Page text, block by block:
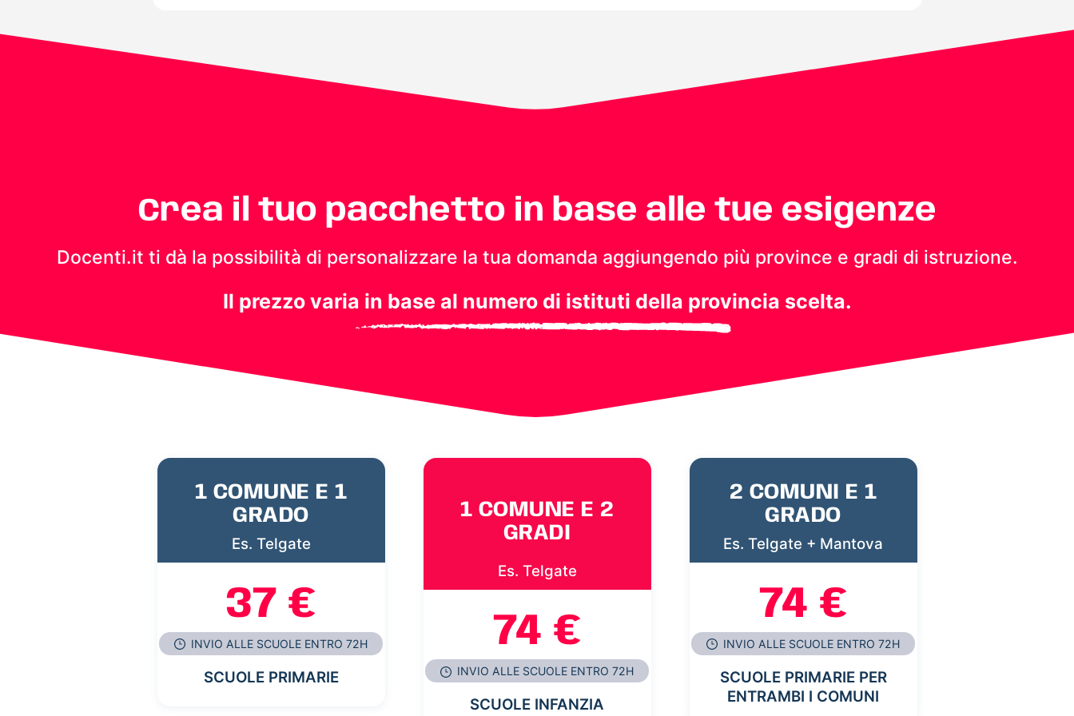
Crea il tuo pacchetto in base alle tue esigenze
Docenti.it ti dà la possibilità di personalizzare la tua domanda aggiungendo più province e gradi di istruzione.
Il prezzo varia in base al numero di istituti della provincia scelta.
1 COMUNE E 1
GRADO
Es. Telgate
37 €
INVIO ALLE SCUOLE ENTRO 72H
SCUOLE PRIMARIE
1 COMUNE E 2
GRADI
Es. Telgate
74 €
INVIO ALLE SCUOLE ENTRO 72H
SCUOLE INFANZIA
2 COMUNI E 1
GRADO
Es. Telgate + Mantova
74 €
INVIO ALLE SCUOLE ENTRO 72H
SCUOLE PRIMARIE PER
ENTRAMBI I COMUNI